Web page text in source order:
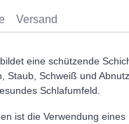
Versand
eine schützende
Staub, Schweiß und
Schlafumfeld.
ist die Verwendung